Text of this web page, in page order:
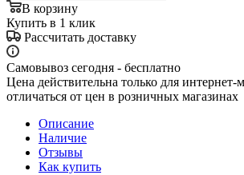
В корзину
Купить в 1 клик
Рассчитать доставку
Самовывоз сегодня - бесплатно
Цена действительна только для интернет-
отличаться от цен в розничных магазинах
Описание
Наличие
Отзывы
Как купить